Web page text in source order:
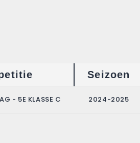
Seizoen
- 5E KLASSE C 2024-2025